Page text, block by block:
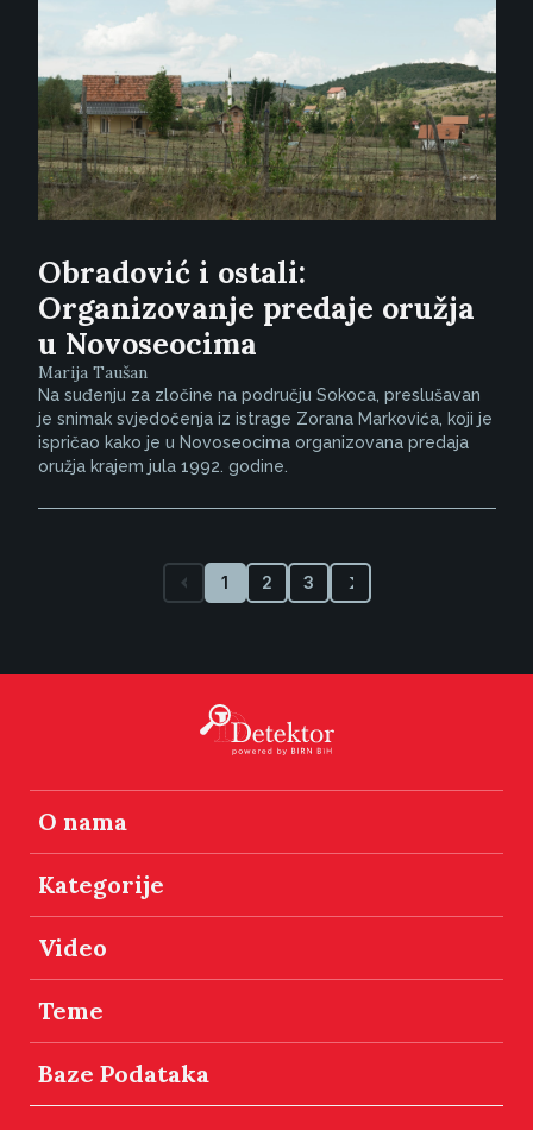
Obradović i ostali:
Organizovanje predaje oružja
u Novoseocima
Marija Taušan
Na suđenju za zločine na području Sokoca, preslušavan
je snimak svjedočenja iz istrage Zorana Markovića, koji je
ispričao kako je u Novoseocima organizovana predaja
oružja krajem jula 1992. godine.
1 2 3
O nama
Kategorije
Video
Teme
Baze Podataka